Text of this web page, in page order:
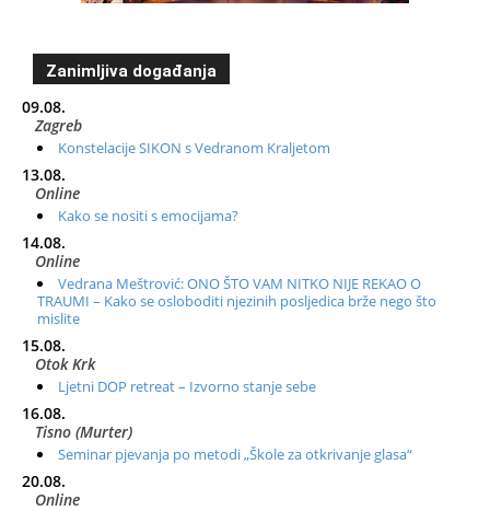
Zanimljiva događanja
09.08.
Zagreb
Konstelacije SIKON s Vedranom Kraljetom
13.08.
Online
Kako se nositi s emocijama?
14.08.
Online
Vedrana Meštrović: ONO ŠTO VAM NITKO NIJE REKAO O
TRAUMI – Kako se osloboditi njezinih posljedica brže nego što
mislite
15.08.
Otok Krk
Ljetni DOP retreat – Izvorno stanje sebe
16.08.
Tisno (Murter)
Seminar pjevanja po metodi „Škole za otkrivanje glasa“
20.08.
Online